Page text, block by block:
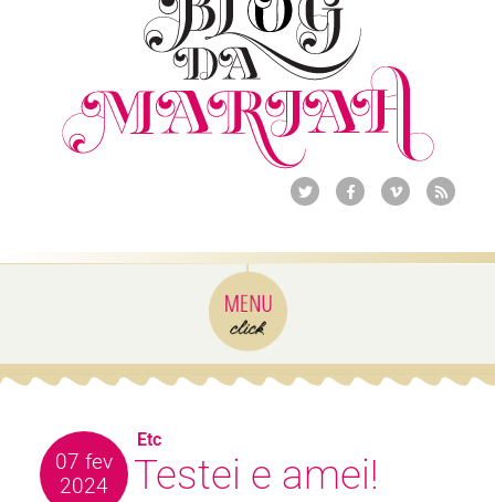
07 fev
2024
Testei e amei!
Etc